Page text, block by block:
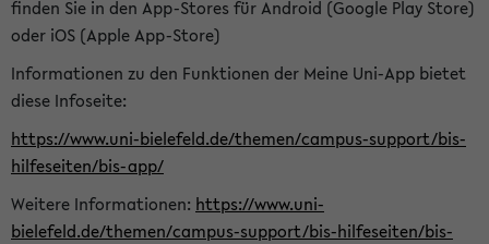
finden Sie in den App-Stores für Android (Google Play Store)
oder iOS (Apple App-Store)
Informationen zu den Funktionen der Meine Uni-App bietet
diese Infoseite:
https://www.uni-bielefeld.de/themen/campus-support/bis-
hilfeseiten/bis-app/
Weitere Informationen: https://www.uni-
bielefeld.de/themen/campus-support/bis-hilfeseiten/bis-